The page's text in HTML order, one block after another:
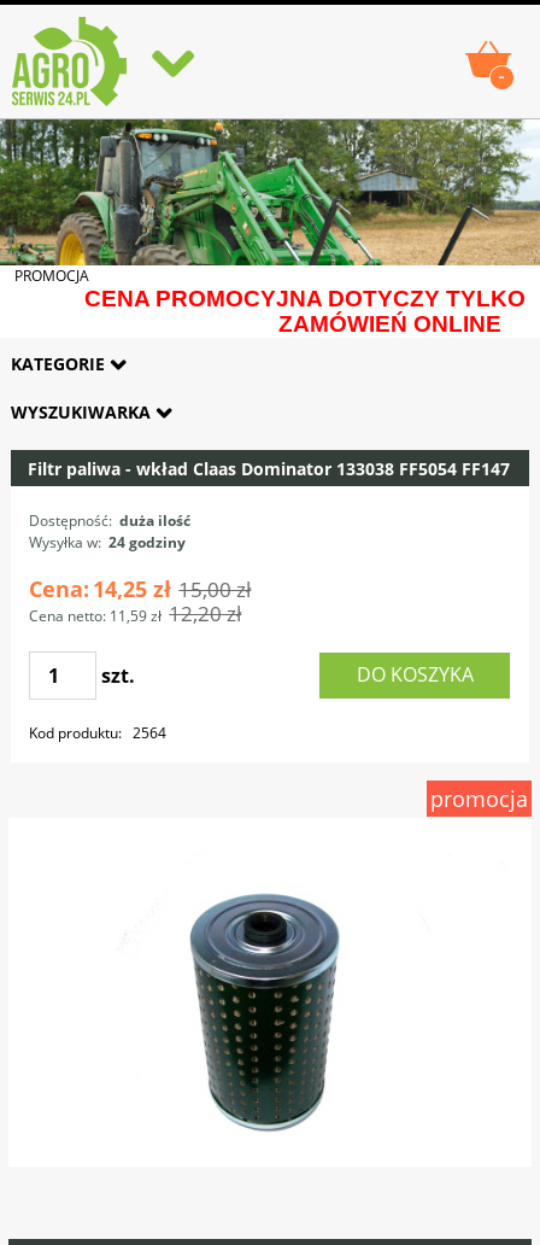
-
PROMOCJA
CENA PROMOCYJNA DOTYCZY TYLKO
ZAMÓWIEŃ ONLINE
KATEGORIE
WYSZUKIWARKA
promocja
Filtr paliwa - wkład Claas Dominator 133038 FF5054 FF147
Dostępność: duża ilość
Wysyłka w: 24 godziny
Cena: 14,25 zł 15,00 zł
Cena netto: 11,59 zł 12,20 zł
szt. DO KOSZYKA
Kod produktu: 2564